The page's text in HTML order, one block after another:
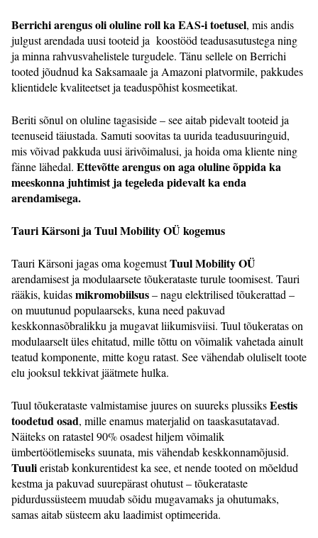
Berrichi arengus oli oluline roll ka EAS-i toetusel, mis andis
julgust arendada uusi tooteid ja koostööd teadusasutustega ning
ja minna rahvusvahelistele turgudele. Tänu sellele on Berrichi
tooted jõudnud ka Saksamaale ja Amazoni platvormile, pakkudes
klientidele kvaliteetset ja teaduspõhist kosmeetikat.
Beriti sõnul on oluline tagasiside – see aitab pidevalt tooteid ja
teenuseid täiustada. Samuti soovitas ta uurida teadusuuringuid,
mis võivad pakkuda uusi ärivõimalusi, ja hoida oma kliente ning
fänne lähedal. Ettevõtte arengus on aga oluline õppida ka
meeskonna juhtimist ja tegeleda pidevalt ka enda
arendamisega.
Tauri Kärsoni ja Tuul Mobility OÜ kogemus
Tauri Kärsoni jagas oma kogemustTuul Mobility OÜ
arendamisest ja modulaarsete tõukerataste turule toomisest. Tauri
rääkis, kuidasmikromobiilsus– nagu elektrilised tõukerattad –
on muutunud populaarseks, kuna need pakuvad
keskkonnasõbralikku ja mugavat liikumisviisi. Tuul tõukeratas on
modulaarselt üles ehitatud, mille tõttu on võimalik vahetada ainult
teatud komponente, mitte kogu ratast. See vähendab oluliselt toote
elu jooksul tekkivat jäätmete hulka.
Tuul tõukerataste valmistamise juures on suureks plussiksEestis
toodetud osad, mille enamus materjalid on taaskasutatavad.
Näiteks on ratastel 90% osadest hiljem võimalik
ümbertöötlemiseks suunata, mis vähendab keskkonnamõjusid.
Tuulieristab konkurentidest ka see, et nende tooted on mõeldud
kestma ja pakuvad suurepärast ohutust – tõukerataste
pidurdussüsteem muudab sõidu mugavamaks ja ohutumaks,
samas aitab süsteem aku laadimist optimeerida.